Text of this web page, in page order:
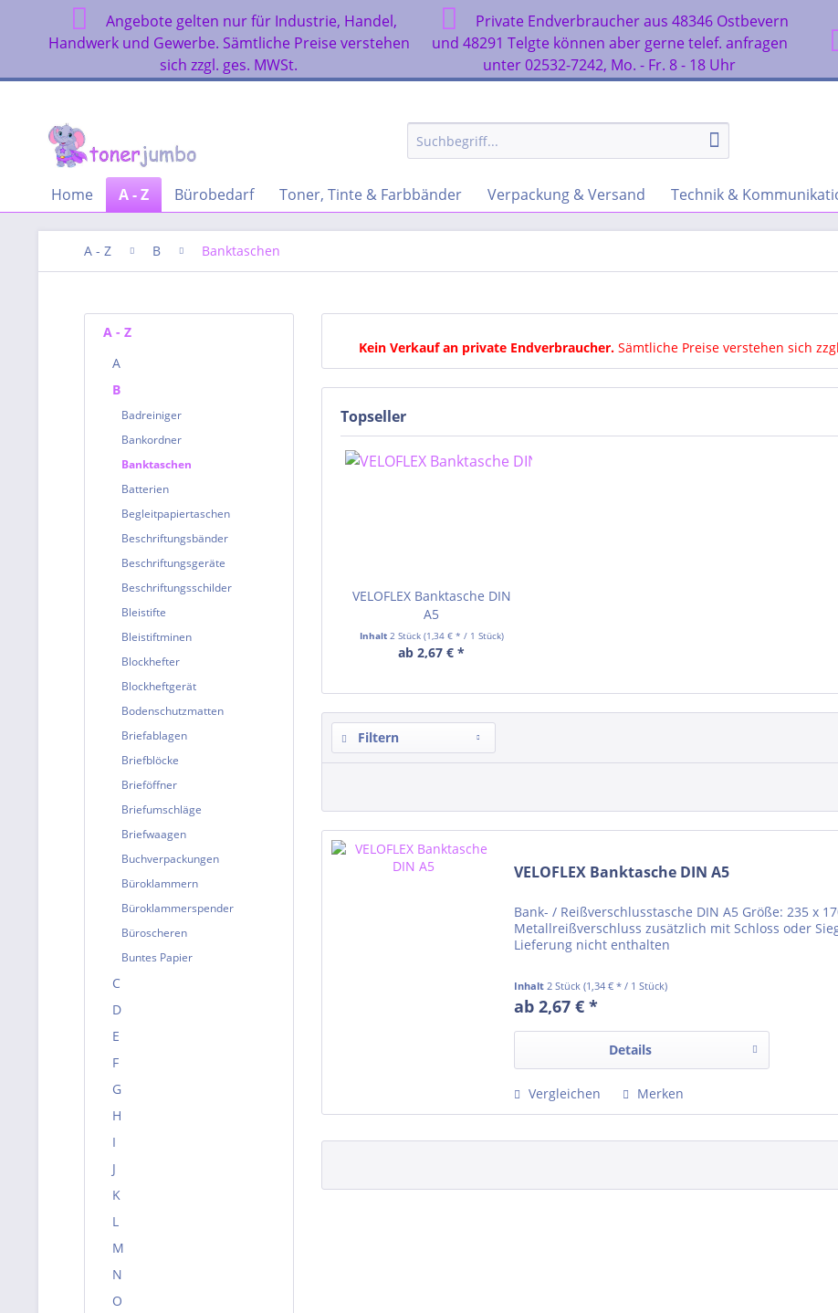
Angebote gelten nur für Industrie, Handel,
Handwerk und Gewerbe. Sämtliche Preise verstehen
sich zzgl. ges. MWSt.
Private Endverbraucher aus 48346 Ostbevern
und 48291 Telgte können aber gerne telef. anfragen
unter 02532-7242, Mo. - Fr. 8 - 18 Uhr
Home A - Z Bürobedarf Toner, Tinte & Farbbänder Verpackung & Versand Technik &
A - Z B Banktaschen
A - Z
A
B
Badreiniger
Bankordner
Banktaschen
Batterien
Begleitpapiertaschen
Beschriftungsbänder
Beschriftungsgeräte
Beschriftungsschilder
Bleistifte
Bleistiftminen
Blockhefter
Blockheftgerät
Bodenschutzmatten
Briefablagen
Briefblöcke
Brieföffner
Briefumschläge
Briefwaagen
Buchverpackungen
Büroklammern
Büroklammerspender
Büroscheren
Buntes Papier
C
D
E
F
G
H
I
J
K
L
M
N
O
Kein Verkauf an private Endverbraucher. Sämtliche Preise verstehen sich
Topseller
VELOFLEX Banktasche DIN
A5
Inhalt 2 Stück (1,34 € * / 1 Stück)
ab 2,67 € *
Filtern
VELOFLEX Banktasche DIN A5
Bank- / Reißverschlusstasche DIN A5 Größe: 235 x
Metallreißverschluss zusätzlich mit Schloss oder
Lieferung nicht enthalten
Inhalt2 Stück(1,34 € * / 1 Stück)
ab 2,67 € *
Details
Vergleichen Merken